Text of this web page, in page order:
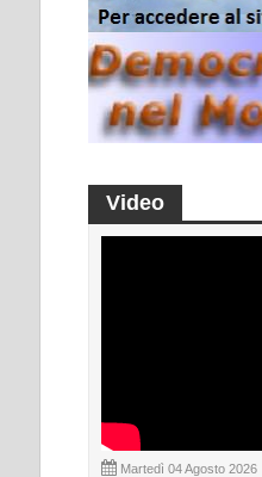
Video
Martedì 04 Agosto 2026